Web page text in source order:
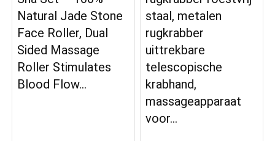
Natural Jade Stone
Face Roller, Dual
Sided Massage
Roller Stimulates
Blood Flow…
staal, metalen
rugkrabber
uittrekbare
telescopische
krabhand,
massageapparaat
voor…